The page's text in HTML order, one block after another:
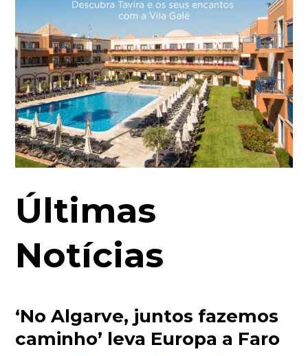
Últimas
Notícias
‘No Algarve, juntos fazemos
caminho’ leva Europa a Faro